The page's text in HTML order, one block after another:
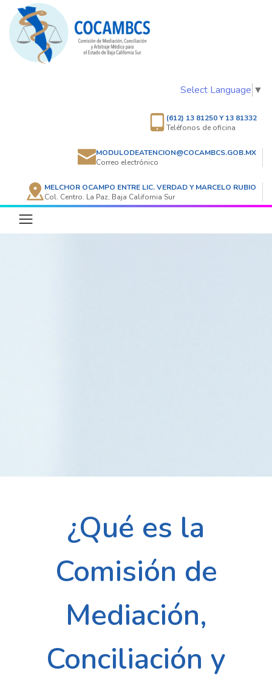
Select Language ▼
(612) 13 81250 Y 13 81332
Teléfonos de oficina
MODULODEATENCION@COCAMBCS.GOB.MX
Correo electrónico
MELCHOR OCAMPO ENTRE LIC. VERDAD Y MARCELO RUBIO
Col. Centro. La Paz, Baja California Sur
¿Qué es la
Comisión de
Mediación,
Conciliación y